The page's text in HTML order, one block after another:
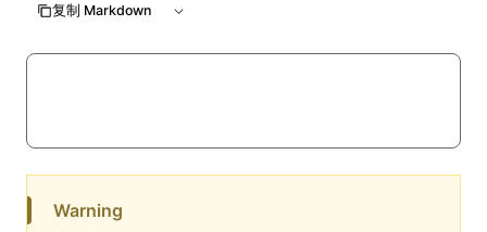
复制 Markdown
Warning